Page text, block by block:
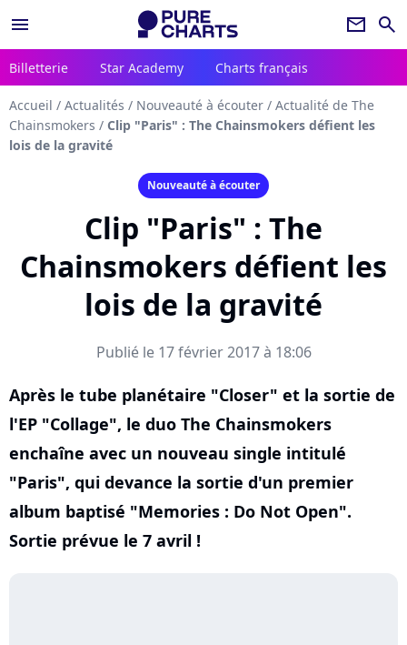
menu newsletter search
Billetterie Star Academy Charts français
Accueil / Actualités / Nouveauté à écouter / Actualité de The
Chainsmokers / Clip "Paris" : The Chainsmokers défient les
lois de la gravité
Nouveauté à écouter
Clip "Paris" : The
Chainsmokers défient les
lois de la gravité
Publié le 17 février 2017 à 18:06
Après le tube planétaire "Closer" et la sortie de
l'EP "Collage", le duo The Chainsmokers
enchaîne avec un nouveau single intitulé
"Paris", qui devance la sortie d'un premier
album baptisé "Memories : Do Not Open".
Sortie prévue le 7 avril !